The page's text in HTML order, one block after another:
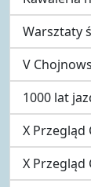
Warsztaty
V
1000 lat
X Przegląd
X Przegląd